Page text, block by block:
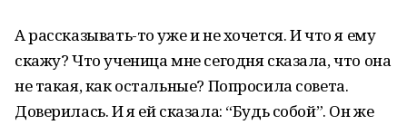
А рассказывать-то уже и не хочется. И что я ему
скажу? Что ученица мне сегодня сказала, что она
не такая, как остальные? Попросила совета.
Доверилась. И я ей сказала: “Будь собой”. Он же